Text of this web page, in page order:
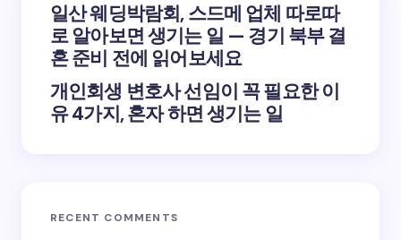
일산 웨딩박람회, 스드메 업체 따로따
로 알아보면 생기는 일 — 경기 북부 결
혼 준비 전에 읽어보세요
개인회생 변호사 선임이 꼭 필요한 이
유 4가지, 혼자 하면 생기는 일
RECENT COMMENTS